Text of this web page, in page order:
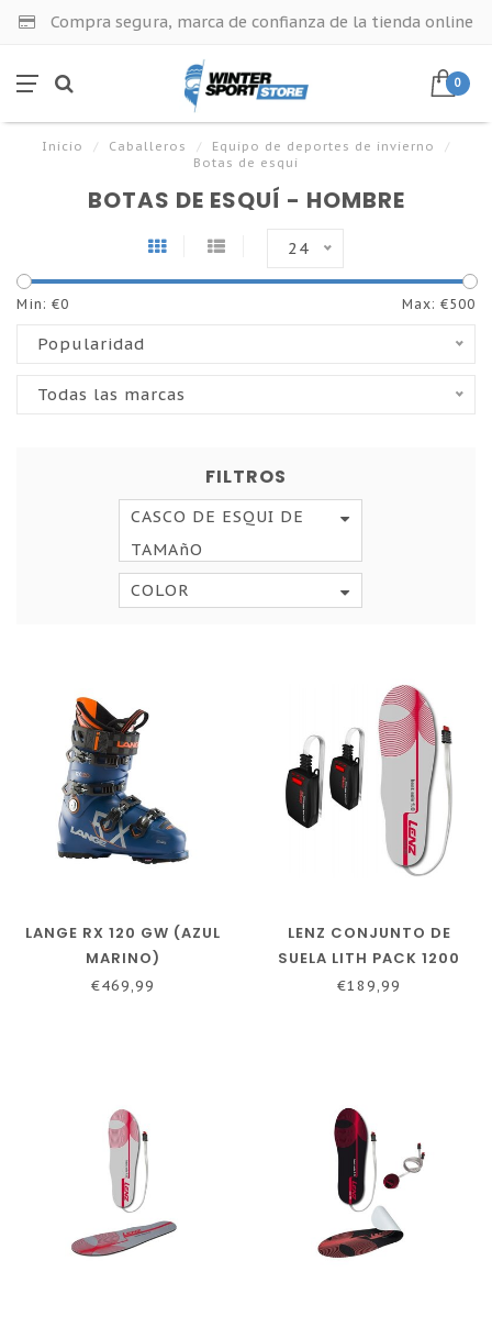
Compra segura, marca de confianza de la tienda online
0
Inicio / Caballeros / Equipo de deportes de invierno
/
Botas de esqui
BOTAS DE ESQUÍ - HOMBRE
24
Min: €0 Max: €500
Popularidad
Todas las marcas
FILTROS
CASCO DE ESQUI DE
TAMAñO
COLOR
LANGE RX 120 GW (AZUL
MARINO)
€469,99
LENZ CONJUNTO DE
SUELA LITH PACK 1200
€189,99